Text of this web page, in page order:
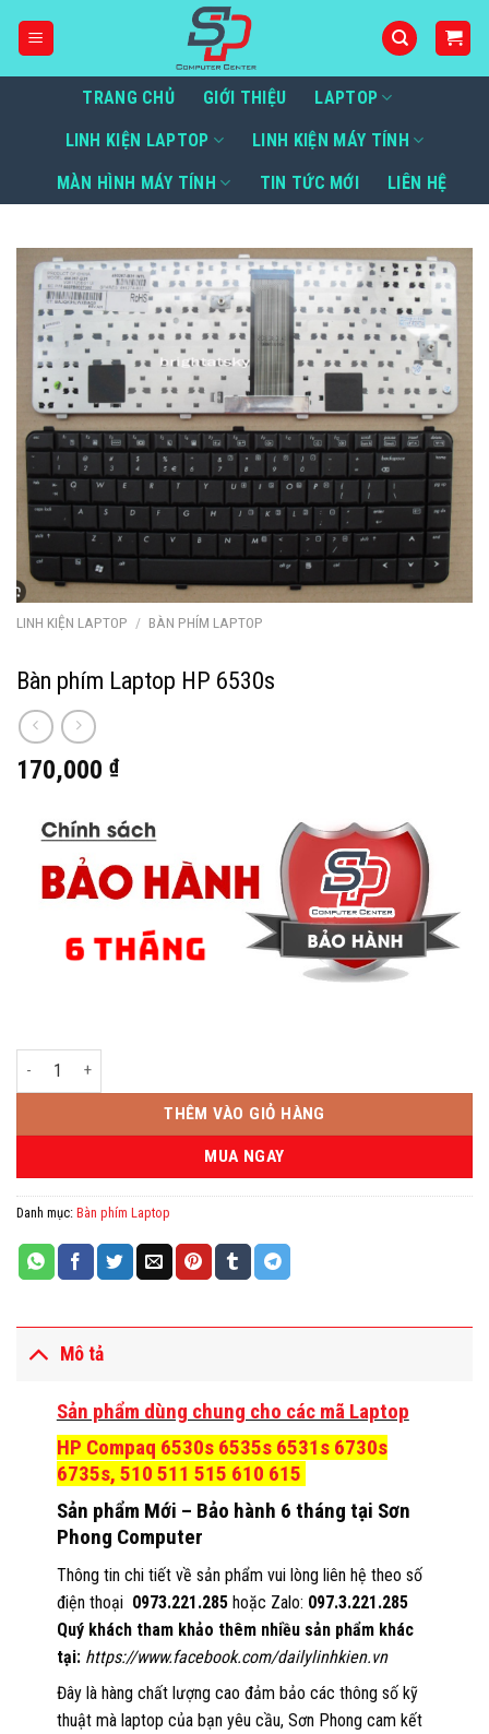
TRANG CHỦ GIỚI THIỆU LAPTOP
LINH KIỆN LAPTOP LINH KIỆN MÁY TÍNH
MÀN HÌNH MÁY TÍNH TIN TỨC MỚI LIÊN HỆ
LINH KIỆN LAPTOP / BÀN PHÍM LAPTOP
Bàn phím Laptop HP 6530s
170,000 ₫
Bàn phím Laptop HP 6530s số lượng
THÊM VÀO GIỎ HÀNG
MUA NGAY
Danh mục: Bàn phím Laptop
Mô tả
Sản phẩm dùng chung cho các mã Laptop
HP Compaq 6530s 6535s 6531s 6730s
6735s, 510 511 515 610 615
Sản phẩm Mới – Bảo hành 6 tháng tại Sơn
Phong Computer
Thông tin chi tiết về sản phẩm vui lòng liên hệ theo số
điện thoại 0973.221.285hoặc Zalo: 097.3.221.285
Quý khách tham khảo thêm nhiều sản phẩm khác
tại: https://www.facebook.com/dailylinhkien.vn
Đây là hàng chất lượng cao đảm bảo các thông số kỹ
thuật mà laptop của bạn yêu cầu, Sơn Phong cam kết